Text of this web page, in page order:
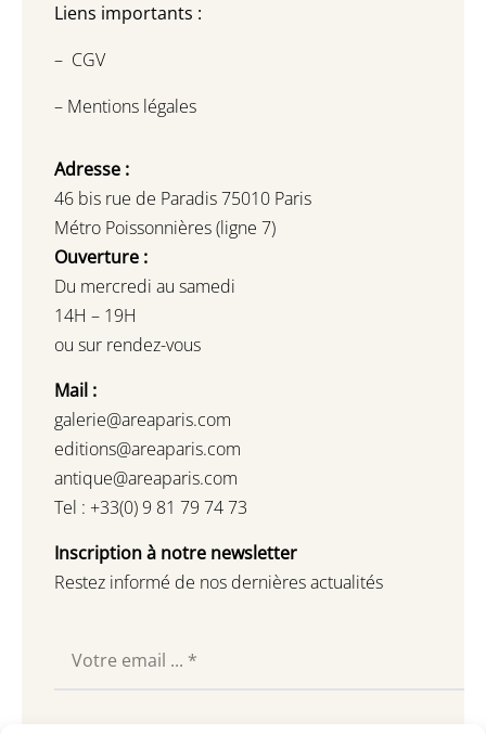
Liens importants :
– CGV
– Mentions légales
Adresse :
46 bis rue de Paradis 75010 Paris
Métro Poissonnières (ligne 7)
Ouverture :
Du mercredi au samedi
14H – 19H
ou sur rendez-vous
Mail :
galerie@areaparis.com
editions@areaparis.com
antique@areaparis.com
Tel : +33(0) 9 81 79 74 73
Inscription à notre newsletter
Restez informé de nos dernières actualités